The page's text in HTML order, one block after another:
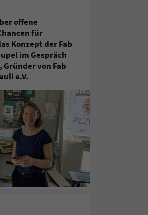
offene
für
Konzept der Fab
im Gespräch
von Fab
e.V.